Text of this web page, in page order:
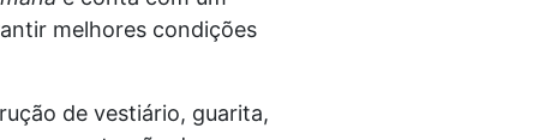
melhores condições
de vestiário, guarita,